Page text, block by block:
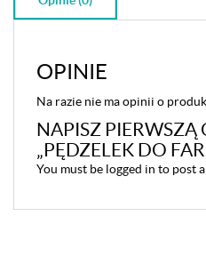
OPINIE
Na razie nie ma opinii o
NAPISZ PIERWSZĄ
„PĘDZELEK DO
You must be logged in to post